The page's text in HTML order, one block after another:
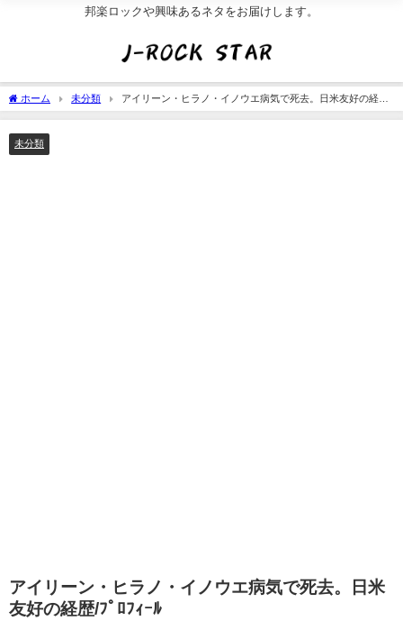
邦楽ロックや興味あるネタをお届けします。
ホーム 未分類
アイリーン・ヒラノ・イノウエ病気で死去。日米友好の経歴/
ﾌﾟﾛﾌｨｰﾙ
未分類
アイリーン・ヒラノ・イノウエ病気で死去。日米
友好の経歴/ﾌﾟﾛﾌｨｰﾙ